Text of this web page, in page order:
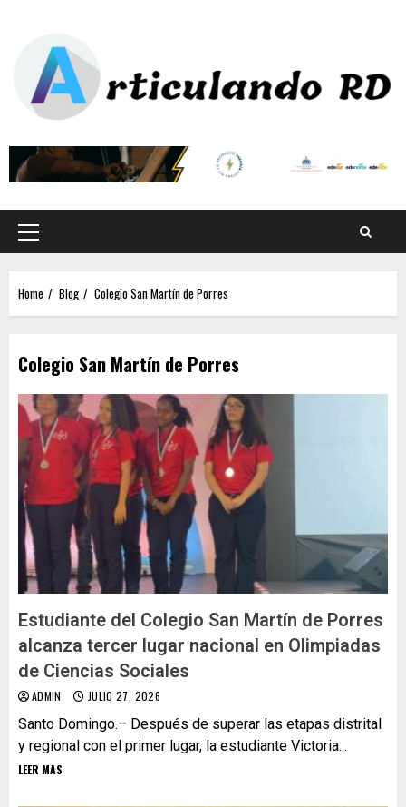
Home Blog Colegio San Martín de Porres
Colegio San Martín de Porres
Estudiante del Colegio San Martín de Porres
alcanza tercer lugar nacional en Olimpiadas
de Ciencias Sociales
ADMIN JULIO 27, 2026
Santo Domingo.– Después de superar las etapas distrital
y regional con el primer lugar, la estudiante Victoria...
LEER MAS